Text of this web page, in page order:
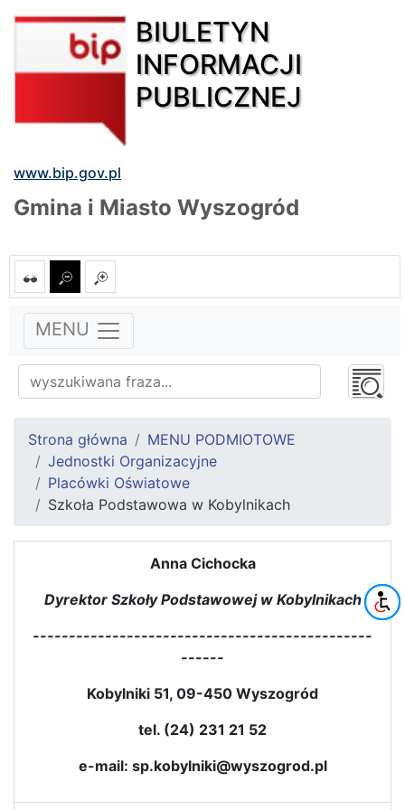
BIULETYN
INFORMACJI
PUBLICZNEJ
www.bip.gov.pl
Gmina i Miasto Wyszogród
MENU
Strona główna
MENU PODMIOTOWE
Jednostki Organizacyjne
Placówki Oświatowe
Szkoła Podstawowa w Kobylnikach
Anna Cichocka
Dyrektor Szkoły Podstawowej w Kobylnikach
-----------------------------------------------
------
Kobylniki 51, 09-450 Wyszogród
tel. (24) 231 21 52
e-mail: sp.kobylniki@wyszogrod.pl